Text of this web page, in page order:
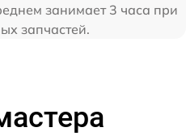
занимает 3 часа при
запчастей.